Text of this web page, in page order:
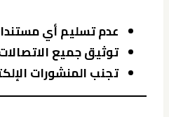
عدم تسليم أي
توثيق جميع
تجنب المنشورات